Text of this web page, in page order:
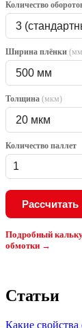
Количество
Ширина плёнки
Толщина (мкм)
Количество паллет
Рассчитать
Подробный
обмотки →
Статьи
Какие